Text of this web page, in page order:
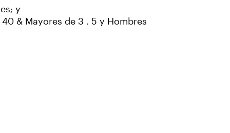
y
& Mayores de 3 . 5 y Hombres